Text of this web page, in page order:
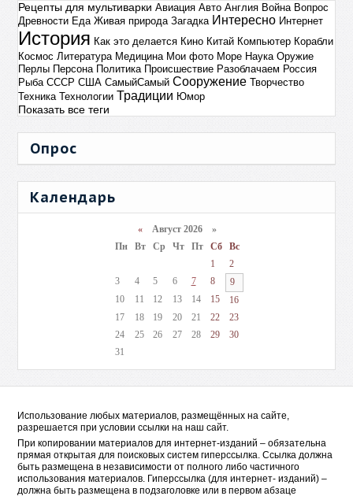
Рецепты для мультиварки Авиация Авто Англия Война Вопрос
Древности Еда Живая природа Загадка Интересно Интернет
История Как это делается Кино Китай Компьютер Корабли
Космос Литература Медицина Мои фото Море Наука Оружие
Перлы Персона Политика Происшествие Разоблачаем Россия
Рыба СССР США СамыйСамый Сооружение Творчество
Техника Технологии Традиции Юмор
Показать все теги
Опрос
Календарь
«Август 2026 »
Пн
Вт Ср Чт Пт Сб
Вс
1
2
3
4 5 6 7 8
9
10
11 12 13 14 15
16
17
18 19 20 21 22
23
24
25 26 27 28 29
30
31
Использование любых материалов, размещённых на сайте,
разрешается при условии ссылки на наш сайт.
При копировании материалов для интернет-изданий – обязательна
прямая открытая для поисковых систем гиперссылка. Ссылка должна
быть размещена в независимости от полного либо частичного
использования материалов. Гиперссылка (для интернет- изданий) –
должна быть размещена в подзаголовке или в первом абзаце